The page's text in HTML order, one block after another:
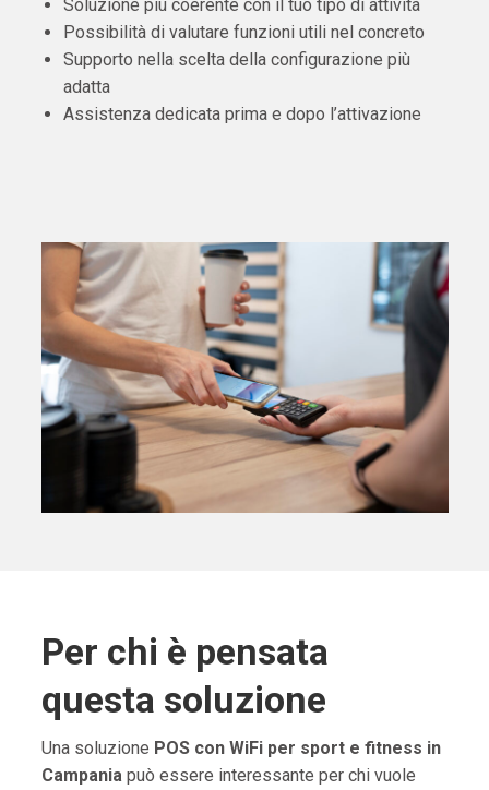
Soluzione più coerente con il tuo tipo di attività
Possibilità di valutare funzioni utili nel concreto
Supporto nella scelta della configurazione più
adatta
Assistenza dedicata prima e dopo l’attivazione
Per chi è pensata
questa soluzione
Una soluzione POS con WiFi per sport e fitness in
Campaniapuò essere interessante per chi vuole